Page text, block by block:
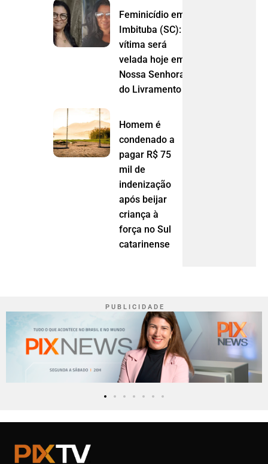
Feminicídio em
Imbituba (SC):
vítima será
velada hoje em
Nossa Senhora
do Livramento (MT)
Homem é
condenado a
pagar R$ 75
mil de
indenização
após beijar
criança à
força no Sul
catarinense
P U B L I C I D A D E